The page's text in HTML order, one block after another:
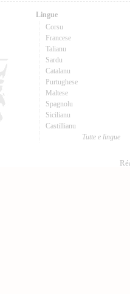
Lingue
Corsu
Francese
Talianu
Sardu
Catalanu
Purtughese
Maltese
Spagnolu
Sicilianu
Castillianu
Tutte e lingue